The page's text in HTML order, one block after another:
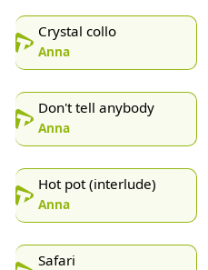
Crystal collo
Anna
Don't tell anybody
Anna
Hot pot (interlude)
Anna
Safari